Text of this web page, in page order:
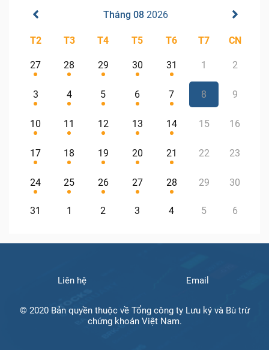
Tháng 08 2026
T2 T3 T4 T5 T6 T7 CN
27 28 29 30 31 1 2
3 4 5 6 7 8 9
10 11 12 13 14 15 16
17 18 19 20 21 22 23
24 25 26 27 28 29 30
31 1 2 3 4 5 6
Liên hệ Email
© 2020 Bản quyền thuộc về Tổng công ty Lưu ký và Bù trừ
chứng khoán Việt Nam.